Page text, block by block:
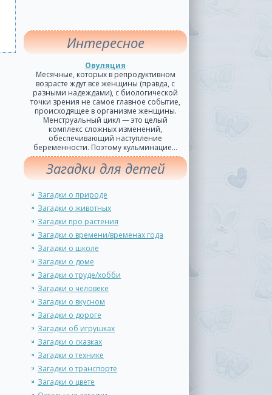
Интересное
Овуляция
Месячные, которых в репродуктивном
возрасте ждут все женщины (правда, с
разными надеждами), с биологической
точки зрения не самое главное событие,
происходящее в организме женщины.
Менструальный цикл — это целый
комплекс сложных изменений,
обеспечивающий наступление
беременности. Поэтому кульминацие...
Загадки для детей
Загадки о природе
Загадки о животных
Загадки про растения
Загадки о времени/временах года
Загадки о школе
Загадки о доме
Загадки о труде/хобби
Загадки о человеке
Загадки о вкусном
Загадки о дороге
Загадки об игрушках
Загадки о сказках
Загадки о технике
Загадки о транспорте
Загадки о цвете